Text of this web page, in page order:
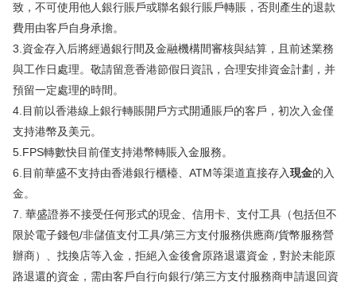
華盛APls
低時延極速交易系統
概述
AM 資產管理服務
ECM 股權資本市場服務
FICC 固定收益、外匯和大宗商品服務
WM 財富管理服務
關於我們
媒體報導
致，不可使用他人銀行賬戶或聯名銀行賬戶轉賬，否則產生的退款
費用由客戶自身承擔。
3.資金存入后將經過銀行間及金融機構間審核與結算，且前述業務
與工作日處理。敬請留意香港節假日資訊，合理安排資金計劃，并
預留一定處理的時間。
4.目前以香港線上銀行轉賬開戶方式開通賬戶的客戶，初次入金僅
支持港幣及美元。
5.FPS轉數快目前僅支持港幣轉賬入金服務。
6.目前華盛不支持由香港銀行櫃檯、ATM等渠道直接存入現金的入
金。
7. 華盛證券不接受任何形式的現金、信用卡、支付工具（包括但不
限於電子錢包/非儲值支付工具/第三方支付服務供應商/貨幣服務營
辦商）、找換店等入金，拒絕入金後會原路退還資金，對於未能原
路退還的資金，需由客戶自行向銀行/第三方支付服務商申請退回資